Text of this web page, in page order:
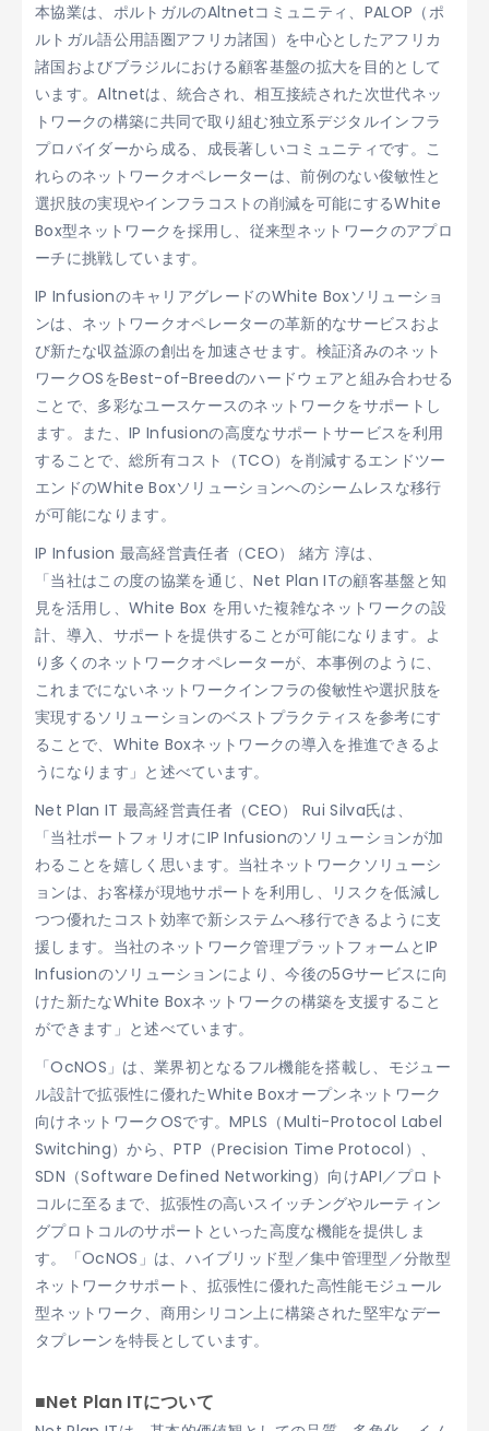
本協業は、ポルトガルのAltnetコミュニティ、PALOP（ポ
ルトガル語公用語圏アフリカ諸国）を中心としたアフリカ
諸国およびブラジルにおける顧客基盤の拡大を目的として
います。Altnetは、統合され、相互接続された次世代ネッ
トワークの構築に共同で取り組む独立系デジタルインフラ
プロバイダーから成る、成長著しいコミュニティです。こ
れらのネットワークオペレーターは、前例のない俊敏性と
選択肢の実現やインフラコストの削減を可能にするWhite
Box型ネットワークを採用し、従来型ネットワークのアプロ
ーチに挑戦しています。
IP InfusionのキャリアグレードのWhite Boxソリューショ
ンは、ネットワークオペレーターの革新的なサービスおよ
び新たな収益源の創出を加速させます。検証済みのネット
ワークOSをBest-of-Breedのハードウェアと組み合わせる
ことで、多彩なユースケースのネットワークをサポートし
ます。また、IP Infusionの高度なサポートサービスを利用
することで、総所有コスト（TCO）を削減するエンドツー
エンドのWhite Boxソリューションへのシームレスな移行
が可能になります。
IP Infusion 最高経営責任者（CEO） 緒方 淳は、
「当社はこの度の協業を通じ、Net Plan ITの顧客基盤と知
見を活用し、White Box を用いた複雑なネットワークの設
計、導入、サポートを提供することが可能になります。よ
り多くのネットワークオペレーターが、本事例のように、
これまでにないネットワークインフラの俊敏性や選択肢を
実現するソリューションのベストプラクティスを参考にす
ることで、White Boxネットワークの導入を推進できるよ
うになります」と述べています。
Net Plan IT 最高経営責任者（CEO） Rui Silva氏は、
「当社ポートフォリオにIP Infusionのソリューションが加
わることを嬉しく思います。当社ネットワークソリューシ
ョンは、お客様が現地サポートを利用し、リスクを低減し
つつ優れたコスト効率で新システムへ移行できるように支
援します。当社のネットワーク管理プラットフォームとIP
Infusionのソリューションにより、今後の5Gサービスに向
けた新たなWhite Boxネットワークの構築を支援すること
ができます」と述べています。
「OcNOS」は、業界初となるフル機能を搭載し、モジュー
ル設計で拡張性に優れたWhite Boxオープンネットワーク
向けネットワークOSです。MPLS（Multi-Protocol Label
Switching）から、PTP（Precision Time Protocol）、
SDN（Software Defined Networking）向けAPI／プロト
コルに至るまで、拡張性の高いスイッチングやルーティン
グプロトコルのサポートといった高度な機能を提供しま
す。「OcNOS」は、ハイブリッド型／集中管理型／分散型
ネットワークサポート、拡張性に優れた高性能モジュール
型ネットワーク、商用シリコン上に構築された堅牢なデー
タプレーンを特長としています。
■Net Plan ITについて